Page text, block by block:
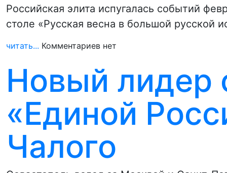
Российская элита испугалась событий
столе «Русская весна в большой русской
читать... Комментариев нет
Новый лидер
«Единой
Чалого